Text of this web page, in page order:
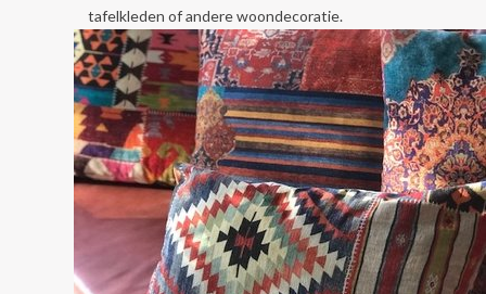
tafelkleden of andere woondecoratie.